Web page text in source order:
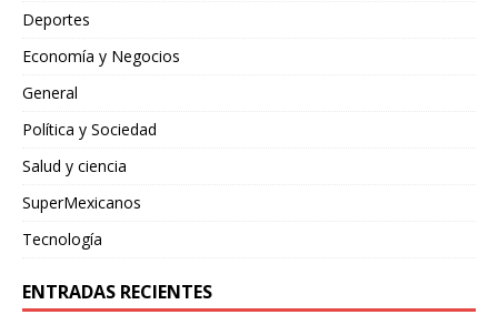
Deportes
Economía y Negocios
General
Política y Sociedad
Salud y ciencia
SuperMexicanos
Tecnología
ENTRADAS RECIENTES